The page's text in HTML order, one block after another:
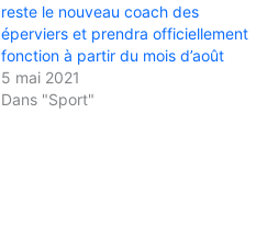
reste le nouveau coach des
éperviers et prendra officiellement
fonction à partir du mois d’août
5 mai 2021
Dans "Sport"